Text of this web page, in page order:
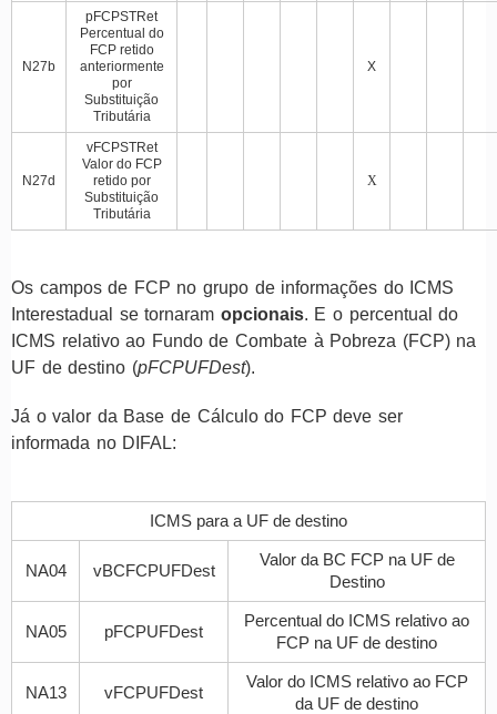
N27b
pFCPSTRet
Percentual do
FCP retido
anteriormente
por
Substituição
Tributária
X
N27d
vFCPSTRet
Valor do FCP
retido por
Substituição
Tributária
X
Os campos de FCP no grupo de informações do ICMS
Interestadual se tornaram opcionais. E o percentual do
ICMS relativo ao Fundo de Combate à Pobreza (FCP) na
UF de destino (pFCPUFDest).
Já ovalor da Base de Cálculo do FCP deve ser
informada no DIFAL:
ICMS para a UF de destino
NA04 vBCFCPUFDest
Valor da BC FCP na UF de
Destino
NA05 pFCPUFDest
Percentual do ICMS relativo ao
FCP na UF de destino
NA13 vFCPUFDest
Valor do ICMS relativo ao FCP
da UF de destino